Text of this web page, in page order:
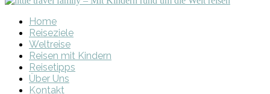
Home
Reiseziele
Weltreise
Reisen mit Kindern
Reisetipps
Über Uns
Kontakt